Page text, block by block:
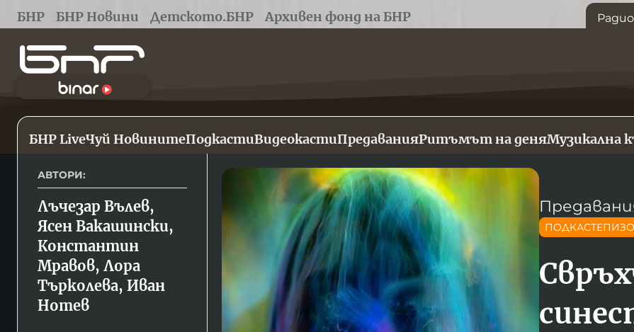
БНР БНР Новини Детското.БНР Архивен фонд на БНР
БНР LiveЧуй НовинитеПодкастиВидеокастиПредаванияРитъмът на деняМузикална
АВТОРИ:
Лъчезар Вълев,
Ясен Вакашински,
Константин
Мравов, Лора
Търколева, Иван
Нотев